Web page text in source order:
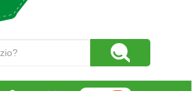
Cerca Prodotto